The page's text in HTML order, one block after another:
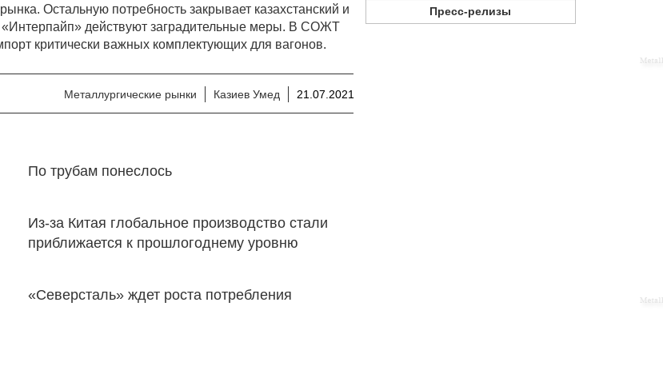
Остальную потребность закрывает казахстанский и
«Интерпайп» действуют заградительные меры. В СОЖТ
критически важных комплектующих для вагонов.
Металлургические рынки Казиев Умед 21.07.2021
По трубам понеслось
Из-за Китая глобальное производство стали
приближается к прошлогоднему уровню
«Северсталь» ждет роста потребления
Пресс-релизы